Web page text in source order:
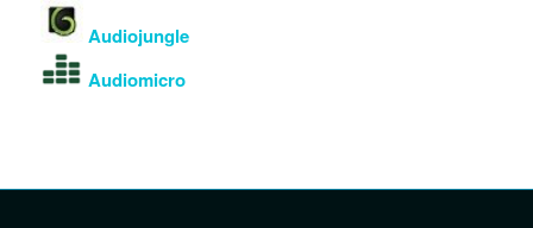
Audiojungle
Audiomicro